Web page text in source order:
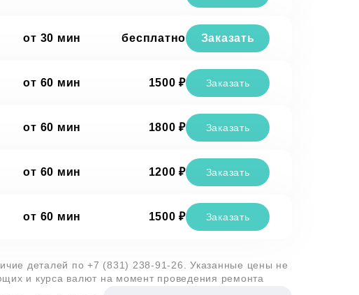
от 30 мин бесплатно Заказать
от 60 мин 1500 ₽ Заказать
от 60 мин 1800 ₽ Заказать
от 60 мин 1200 ₽ Заказать
от 60 мин 1500 ₽ Заказать
деталей по +7 (831) 238-91-26 . Указанные цены не
и курса валют на момент проведения ремонта